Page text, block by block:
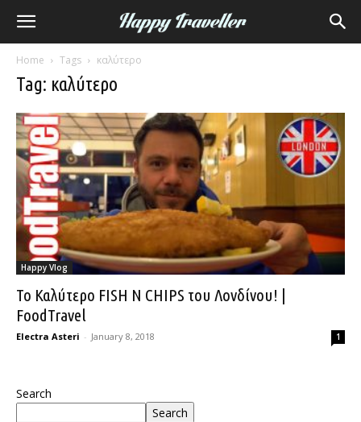
Home Tags καλύτερο
Tag: καλύτερο
Happy Vlog
Το Καλύτερο FISH N CHIPS του Λονδίνου! |
FoodTravel
Electra Asteri - January 8, 2018 1
Search
Search